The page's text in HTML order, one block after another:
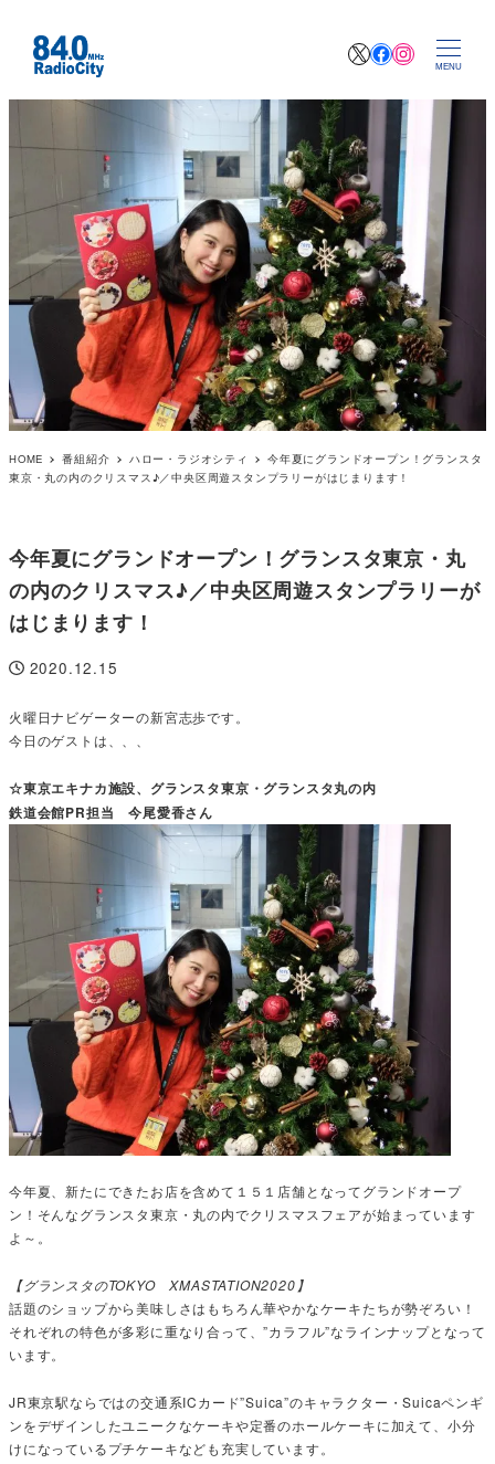
XFacebook
MENU
HOME 番組紹介 ハロー・ラジオシティ
今年夏にグランドオープン！グランスタ
東京・丸の内のクリスマス♪／中央区周遊スタンプラリーがはじまります！
今年夏にグランドオープン！グランスタ東京・丸
の内のクリスマス♪／中央区周遊スタンプラリーが
はじまります！
投稿日
2020.12.15
火曜日ナビゲーターの新宮志歩です。
今日のゲストは、、、
☆東京エキナカ施設、グランスタ東京・グランスタ丸の内
鉄道会館PR担当 今尾愛香さん
今年夏、新たにできたお店を含めて１５１店舗となってグランドオープ
ン！そんなグランスタ東京・丸の内でクリスマスフェアが始まっています
よ～。
【グランスタのTOKYO XMASTATION2020】
話題のショップから美味しさはもちろん華やかなケーキたちが勢ぞろい！
それぞれの特色が多彩に重なり合って、”カラフル”なラインナップとなって
います。
JR東京駅ならではの交通系ICカード”Suica”のキャラクター・Suicaペンギ
ンをデザインしたユニークなケーキや定番のホールケーキに加えて、小分
けになっているプチケーキなども充実しています。